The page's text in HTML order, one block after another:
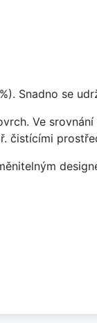
Snadno se
Ve
čistícími